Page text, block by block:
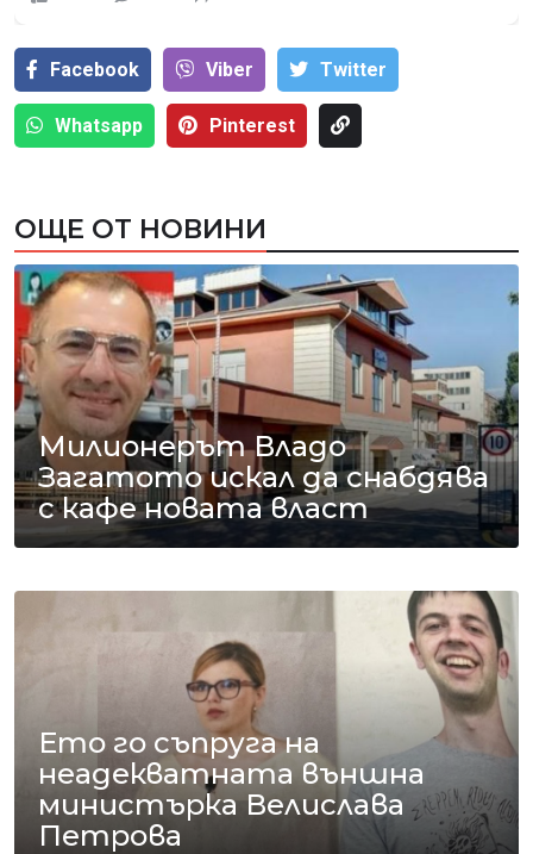
Facebook Viber Тwitter
Whatsapp Pinterest
ОЩЕ ОТ НОВИНИ
Милионерът Владо
Загатото искал да снабдява
с кафе новата власт
Ето го съпруга на
неадекватната външна
министърка Велислава
Петрова